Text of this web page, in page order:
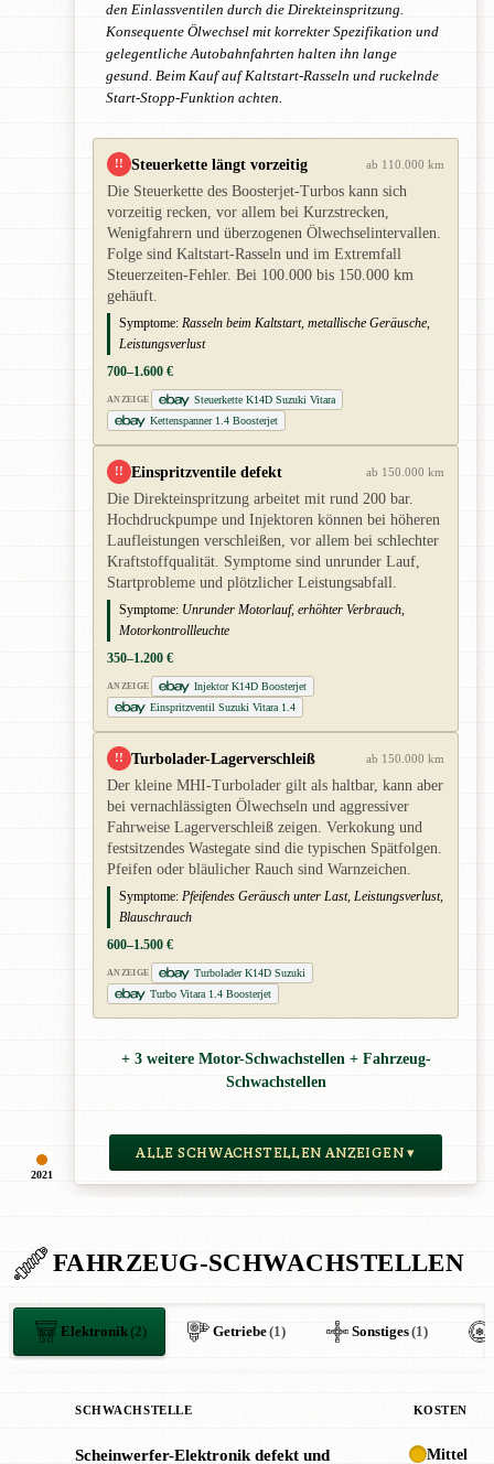
2021
den Einlassventilen durch die Direkteinspritzung.
Konsequente Ölwechsel mit korrekter Spezifikation und
gelegentliche Autobahnfahrten halten ihn lange
gesund. Beim Kauf auf Kaltstart-Rasseln und ruckelnde
Start-Stopp-Funktion achten.
!! Steuerkette längt vorzeitig ab 110.000 km
Die Steuerkette des Boosterjet-Turbos kann sich
vorzeitig recken, vor allem bei Kurzstrecken,
Wenigfahrern und überzogenen Ölwechselintervallen.
Folge sind Kaltstart-Rasseln und im Extremfall
Steuerzeiten-Fehler. Bei 100.000 bis 150.000 km
gehäuft.
Symptome: Rasseln beim Kaltstart, metallische Geräusche,
Leistungsverlust
700–1.600 €
ANZEIGE
Steuerkette K14D Suzuki Vitara
Kettenspanner 1.4 Boosterjet
!! Einspritzventile defekt ab 150.000 km
Die Direkteinspritzung arbeitet mit rund 200 bar.
Hochdruckpumpe und Injektoren können bei höheren
Laufleistungen verschleißen, vor allem bei schlechter
Kraftstoffqualität. Symptome sind unrunder Lauf,
Startprobleme und plötzlicher Leistungsabfall.
Symptome: Unrunder Motorlauf, erhöhter Verbrauch,
Motorkontrollleuchte
350–1.200 €
ANZEIGE
Injektor K14D Boosterjet
Einspritzventil Suzuki Vitara 1.4
!! Turbolader-Lagerverschleiß ab 150.000 km
Der kleine MHI-Turbolader gilt als haltbar, kann aber
bei vernachlässigten Ölwechseln und aggressiver
Fahrweise Lagerverschleiß zeigen. Verkokung und
festsitzendes Wastegate sind die typischen Spätfolgen.
Pfeifen oder bläulicher Rauch sind Warnzeichen.
Symptome: Pfeifendes Geräusch unter Last, Leistungsverlust,
Blauschrauch
600–1.500 €
ANZEIGE
Turbolader K14D Suzuki
Turbo Vitara 1.4 Boosterjet
+ 3 weitere Motor-Schwachstellen + Fahrzeug-
Schwachstellen
ALLE SCHWACHSTELLEN ANZEIGEN ▾
FAHRZEUG-SCHWACHSTELLEN
Elektronik(2) Getriebe(1) Sonstiges(1)
SCHWACHSTELLE KOSTEN
Scheinwerfer-Elektronik defekt und Mittel